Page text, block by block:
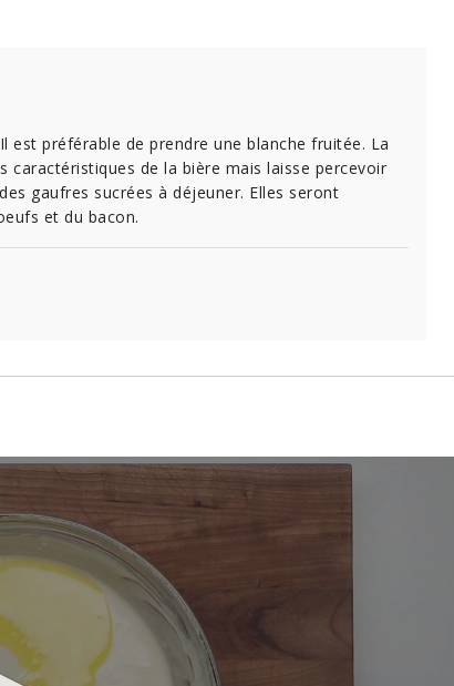
préférable de prendre une blanche fruitée. La
de la bière mais laisse percevoir
gaufres sucrées à déjeuner. Elles seront
et du bacon.